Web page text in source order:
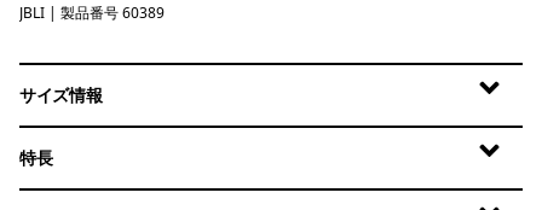
Jaguar Boogie: Limestone Yellow
JBLI | 製品番号 60389
サイズ情報
特長